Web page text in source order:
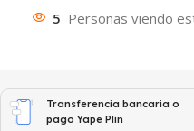
5 Personas viendo
Transferencia bancaria o
pago Yape Plin